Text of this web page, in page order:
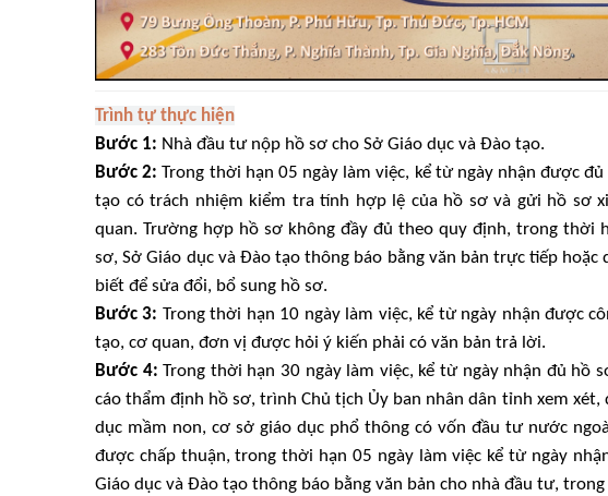
Trình tự thực hiện
Bước 1: Nhà đầu tư nộp hồ sơ cho Sở Giáo dục và Đào tạo.
Bước 2: Trong thời hạn 05 ngày làm việc, kể từ ngày nhận được
tạo có trách nhiệm kiểm tra tính hợp lệ của hồ sơ và gửi hồ sơ
quan. Trường hợp hồ sơ không đầy đủ theo quy định, trong thời
sơ, Sở Giáo dục và Đào tạo thông báo bằng văn bản trực tiếp
biết để sửa đổi, bổ sung hồ sơ.
Bước 3: Trong thời hạn 10 ngày làm việc, kể từ ngày nhận được
tạo, cơ quan, đơn vị được hỏi ý kiến phải có văn bản trả lời.
Bước 4: Trong thời hạn 30 ngày làm việc, kể từ ngày nhận đủ hồ
cáo thẩm định hồ sơ, trình Chủ tịch Ủy ban nhân dân tỉnh xem
dục mầm non, cơ sở giáo dục phổ thông có vốn đầu tư nước
được chấp thuận, trong thời hạn 05 ngày làm việc kể từ ngày
Giáo dục và Đào tạo thông báo bằng văn bản cho nhà đầu tư,